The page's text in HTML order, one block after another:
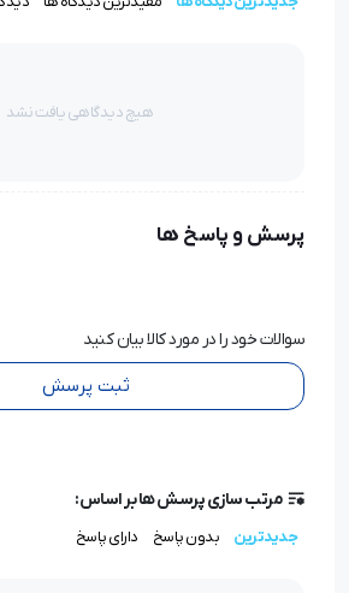
هیچ دیدگاهی یافت نشد
پرسش و پاسخ ها
سوالات خود را در مورد کالا بیان کنید
ثبت پرسش
مرتب سازی پرسش ها بر اساس:
جدیدترین بدون پاسخ دارای پاسخ